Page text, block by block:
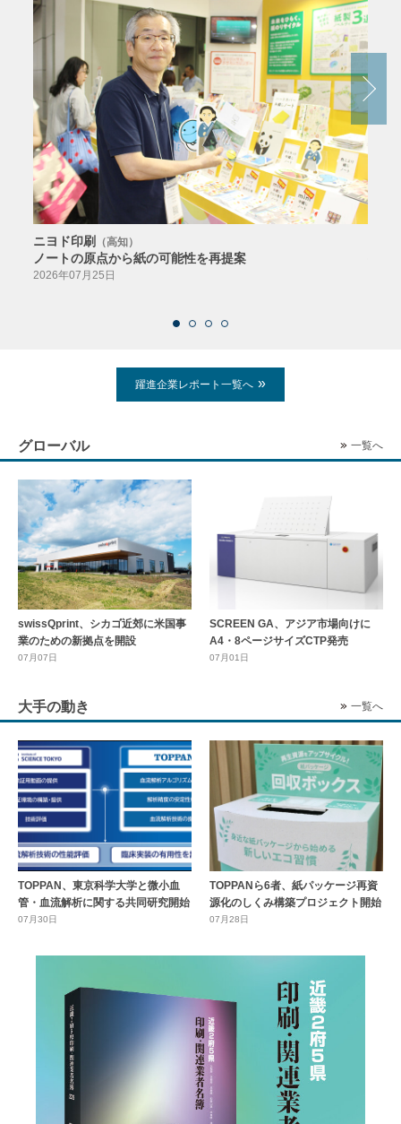
ニヨド印刷 （高知）
ノートの原点から紙の可能性を再提案
2026年07月25日
躍進企業レポート一覧へ
グローバル 一覧へ
swissQprint、シカゴ近郊に⽶国事
業のための新拠点を開設
07月07日
SCREEN GA、アジア市場向けに
A4・8ページサイズCTP発売
07月01日
大手の動き 一覧へ
TOPPAN、東京科学大学と微小血
管・血流解析に関する共同研究開始
07月30日
TOPPANら6者、紙パッケージ再資
源化のしくみ構築プロジェクト開始
07月28日